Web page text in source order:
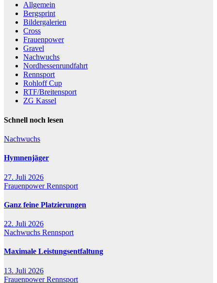
Allgemein
Bergsprint
Bildergalerien
Cross
Frauenpower
Gravel
Nachwuchs
Nordhessenrundfahrt
Rennsport
Rohloff Cup
RTF/Breitensport
ZG Kassel
Schnell noch lesen
Nachwuchs
Hymnenjäger
27. Juli 2026
FrauenpowerRennsport
Ganz feine Platzierungen
22. Juli 2026
Nachwuchs Rennsport
Maximale Leistungsentfaltung
13. Juli 2026
FrauenpowerRennsport